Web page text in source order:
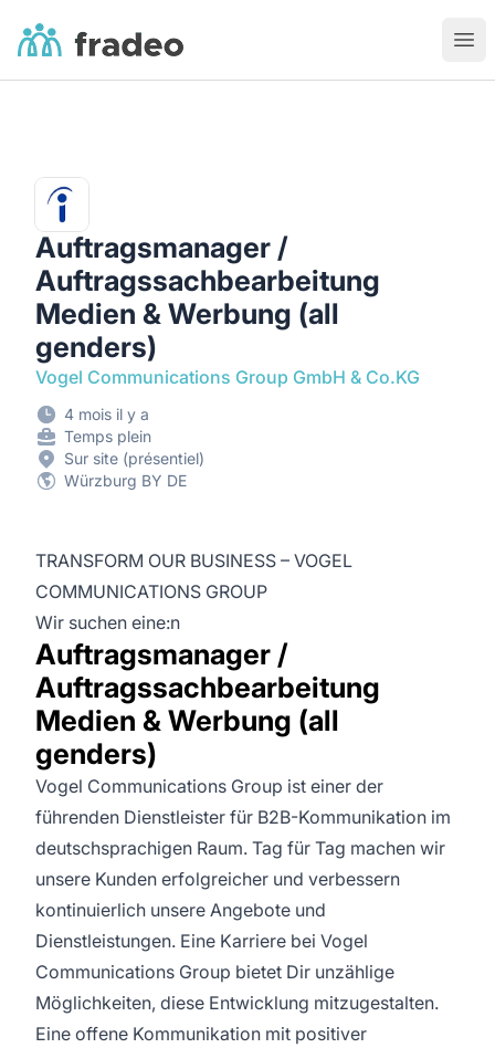
Fradeo
Auftragsmanager /
Auftragssachbearbeitung
Medien & Werbung (all
genders)
Vogel Communications Group GmbH & Co.KG
4 mois il y a
Temps plein
Sur site (présentiel)
Würzburg BY DE
TRANSFORM OUR BUSINESS – VOGEL
COMMUNICATIONS GROUP
Wir suchen eine:n
Auftragsmanager /
Auftragssachbearbeitung
Medien & Werbung (all
genders)
Vogel Communications Group ist einer der
führenden Dienstleister für B2B-Kommunikation im
deutschsprachigen Raum. Tag für Tag machen wir
unsere Kunden erfolgreicher und verbessern
kontinuierlich unsere Angebote und
Dienstleistungen. Eine Karriere bei Vogel
Communications Group bietet Dir unzählige
Möglichkeiten, diese Entwicklung mitzugestalten.
Eine offene Kommunikation mit positiver